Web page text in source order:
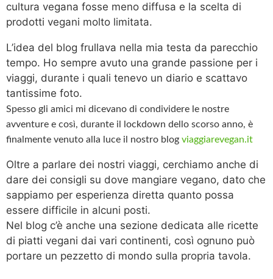
cultura vegana fosse meno diffusa e la scelta di
prodotti vegani molto limitata.
L’idea del blog frullava nella mia testa da parecchio
tempo. Ho sempre avuto una grande passione per i
viaggi, durante i quali tenevo un diario e scattavo
tantissime foto.
Spesso gli amici mi dicevano di condividere le nostre
avventure e così, durante il lockdown dello scorso anno, è
finalmente venuto alla luce il nostro blog viaggiarevegan.it
Oltre a parlare dei nostri viaggi, cerchiamo anche di
dare dei consigli su dove mangiare vegano, dato che
sappiamo per esperienza diretta quanto possa
essere difficile in alcuni posti.
Nel blog c’è anche una sezione dedicata alle ricette
di piatti vegani dai vari continenti, così ognuno può
portare un pezzetto di mondo sulla propria tavola.